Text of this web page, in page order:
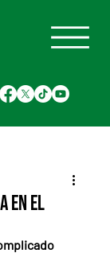
en el